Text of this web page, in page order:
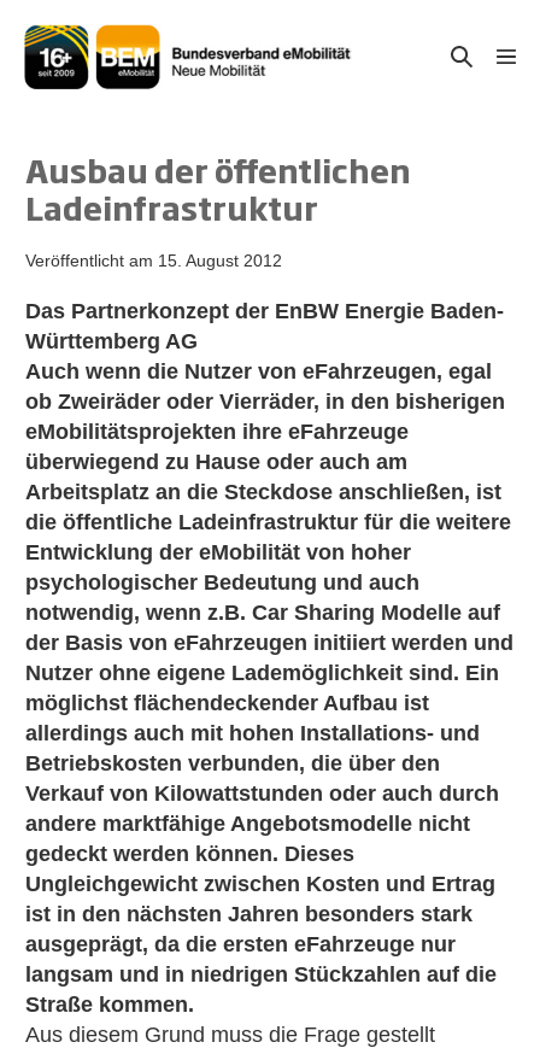
Inhalt
springen
Suche-
Ausbau der öffentlichen
Ladeinfrastruktur
Veröffentlicht am 15. August 2012
Das Partnerkonzept der EnBW Energie Baden-
Württemberg AG
Auch wenn die Nutzer von eFahrzeugen, egal
ob Zweiräder oder Vierräder, in den bisherigen
eMobilitätsprojekten ihre eFahrzeuge
überwiegend zu Hause oder auch am
Arbeitsplatz an die Steckdose anschließen, ist
die öffentliche Ladeinfrastruktur für die weitere
Entwicklung der eMobilität von hoher
psychologischer Bedeutung und auch
notwendig, wenn z.B. Car Sharing Modelle auf
der Basis von eFahrzeugen initiiert werden und
Nutzer ohne eigene Lademöglichkeit sind. Ein
möglichst flächendeckender Aufbau ist
allerdings auch mit hohen Installations- und
Betriebskosten verbunden, die über den
Verkauf von Kilowattstunden oder auch durch
andere marktfähige Angebotsmodelle nicht
gedeckt werden können. Dieses
Ungleichgewicht zwischen Kosten und Ertrag
ist in den nächsten Jahren besonders stark
ausgeprägt, da die ersten eFahrzeuge nur
langsam und in niedrigen Stückzahlen auf die
Straße kommen.
Aus diesem Grund muss die Frage gestellt